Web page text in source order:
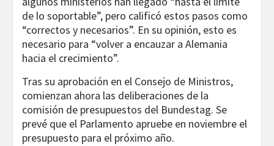
de lo soportable”, pero calificó estos pasos como
“correctos y necesarios”. En su opinión, esto es
necesario para “volver a encauzar a Alemania
hacia el crecimiento”.
Tras su aprobación en el Consejo de Ministros,
comienzan ahora las deliberaciones de la
comisión de presupuestos del Bundestag. Se
prevé que el Parlamento apruebe en noviembre el
presupuesto para el próximo año.